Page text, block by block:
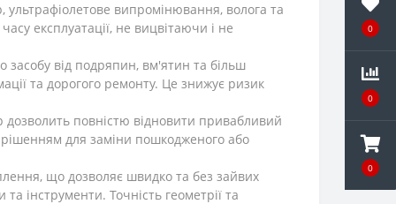
0
0
0
ультрафіолетове випромінювання, волога та
експлуатації, не вицвітаючи і не
засобу від подряпин, вм'ятин та більш
та дорогого ремонту. Це знижує ризик
дозволить повністю відновити привабливий
для заміни пошкодженого або
що дозволяє швидко та без зайвих
інструменти. Точність геометрії та